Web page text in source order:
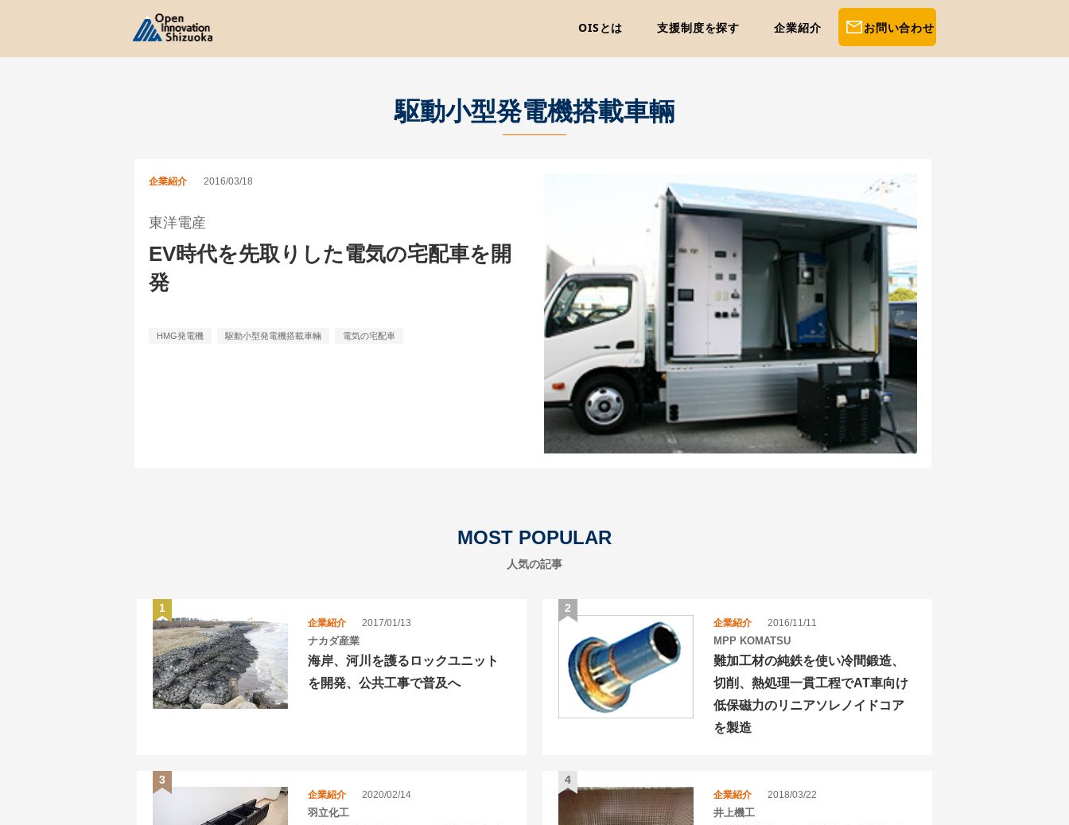
OISとは 支援制度を探す 企業紹介 お問い合わせ
駆動小型発電機搭載車輛
企業紹介 2016/03/18
東洋電産
EV時代を先取りした電気の宅配車を開
発
HMG発電機 駆動小型発電機搭載車輛 電気の宅配車
MOST POPULAR
人気の記事
企業紹介 2017/01/13
ナカダ産業
海岸、河川を護るロックユニット
を開発、公共工事で普及へ
企業紹介 2016/11/11
MPP KOMATSU
難加工材の純鉄を使い冷間鍛造、
切削、熱処理一貫工程でAT車向け
低保磁力のリニアソレノイドコア
を製造
企業紹介 2020/02/14
羽立化工
企業紹介 2018/03/22
井上機工